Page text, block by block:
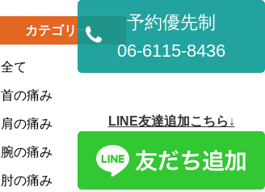
カテゴリー
全て
首の痛み
肩の痛み
腕の痛み
肘の痛み
予約優先制
06-6115-8436
LINE友達追加こちら↓